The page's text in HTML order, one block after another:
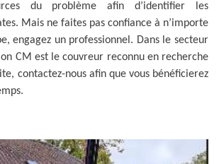
du problème afin d’identifier les
Mais ne faites pas confiance à n’importe
engagez un professionnel. Dans le secteur
CM est le couvreur reconnu en recherche
contactez-nous afin que vous bénéficierez